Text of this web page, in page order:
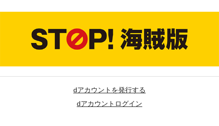
dアカウントを発行する
dアカウントログイン